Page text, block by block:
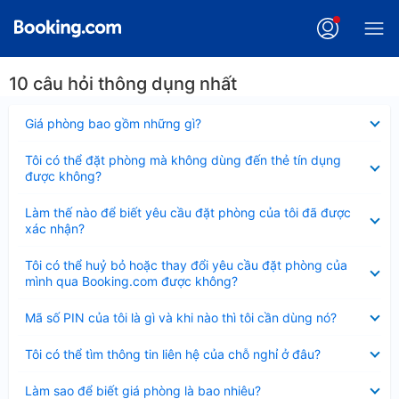
10 câu hỏi thông dụng nhất
Giá phòng bao gồm những gì?
thu
Tôi có thể đặt phòng mà không dùng đến thẻ tín dụng
được không?
thu
gọn
Làm thế nào để biết yêu cầu đặt phòng của tôi đã được
xác nhận?
thu
gọn
Tôi có thể huỷ bỏ hoặc thay đổi yêu cầu đặt phòng của
mình qua Booking.com được không?
thu
gọn
Mã số PIN của tôi là gì và khi nào thì tôi cần dùng nó?
thu
Tôi có thể tìm thông tin liên hệ của chỗ nghỉ ở đâu?
thu
Làm sao để biết giá phòng là bao nhiêu?
thu